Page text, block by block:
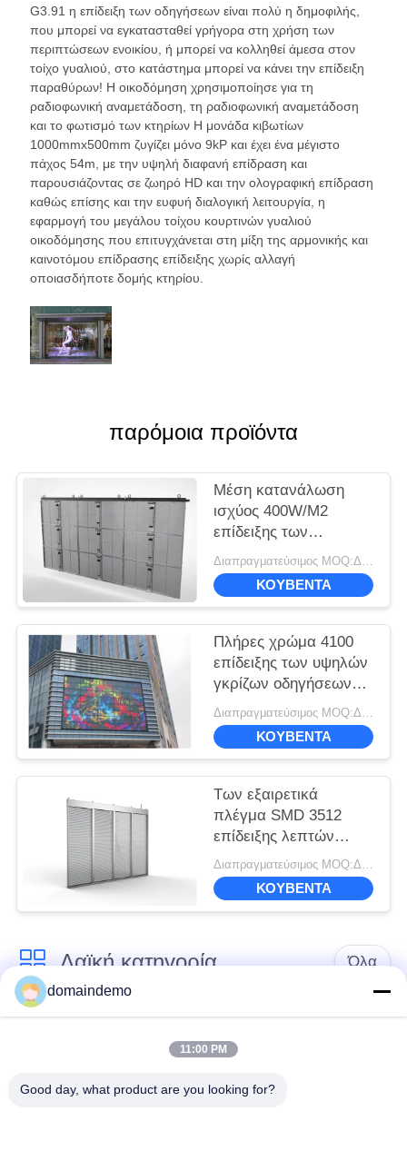
G3.91 η επίδειξη των οδηγήσεων είναι πολύ η δημοφιλής,
που μπορεί να εγκατασταθεί γρήγορα στη χρήση των
περιπτώσεων ενοικίου, ή μπορεί να κολληθεί άμεσα στον
τοίχο γυαλιού, στο κατάστημα μπορεί να κάνει την επίδειξη
παραθύρων! Η οικοδόμηση χρησιμοποίησε για τη
ραδιοφωνική αναμετάδοση, τη ραδιοφωνική αναμετάδοση
και το φωτισμό των κτηρίων Η μονάδα κιβωτίων
1000mmx500mm ζυγίζει μόνο 9kP και έχει ένα μέγιστο
πάχος 54m, με την υψηλή διαφανή επίδραση και
παρουσιάζοντας σε ζωηρό HD και την ολογραφική επίδραση
καθώς επίσης και την ευφυή διαλογική λειτουργία, η
εφαρμογή του μεγάλου τοίχου κουρτινών γυαλιού
οικοδόμησης που επιτυγχάνεται στη μίξη της αρμονικής και
καινοτόμου επίδρασης επίδειξης χωρίς αλλαγή
οποιασδήποτε δομής κτηρίου.
παρόμοια προϊόντα
Μέση κατανάλωση
ισχύος 400W/M2
επίδειξης των
γρήγορων οδηγήσεων
εγκατάστασης
διαφανών
ΚΟΥΒΈΝΤΑ
Πλήρες χρώμα 4100
επίδειξης των υψηλών
γκρίζων οδηγήσεων
κλίμακας διαφανών
φωτεινότητα ψειρών
Διαπραγματεύσιμος MOQ:Διαπραγμάτευση
ΚΟΥΒΈΝΤΑ
Των εξαιρετικά
πλέγμα SMD 3512
επίδειξης λεπτών
οδηγήσεων P10
διαφανών με τη
διαφάνεια 80%
Διαπραγματεύσιμος MOQ:Διαπραγμάτευση
ΚΟΥΒΈΝΤΑ
Λαϊκή κατηγορία Όλα
Εικονική οθόνη LED
οθόνη
domaindemo
11:00 PM
Good day, what product are you looking for?